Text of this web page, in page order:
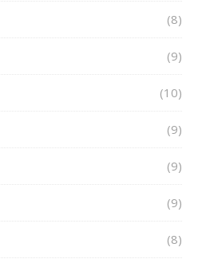
(8)
(9)
(10)
(9)
(9)
(9)
(8)